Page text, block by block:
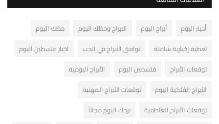
أخبار اليوم أبراج اليوم الابراج وحظك اليوم
حظك اليوم
تغطية إخبارية شاملة
توافق الأبراج في الحب
اخبار فلسطين اليوم
توقعات الأبراج
فلسطين اليوم
الأبراج اليومية
الأبراج الفلكية اليوم
توقعات الأبراج المهنية
توقعات الأبراج العاطفية
برجك اليوم مجاناً